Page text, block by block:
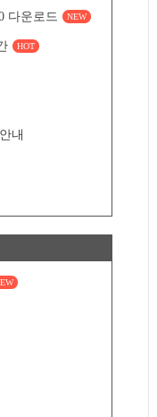
다운로드 NEW
HOT
내